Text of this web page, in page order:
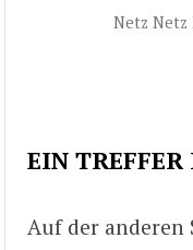
Netz Netz
EIN TREFFER
Auf der anderen